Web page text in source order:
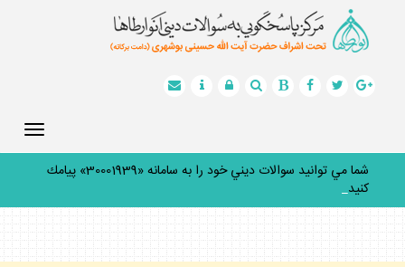
شما مي توانيد سوالات ديني خود را به سامانه «30001939» پيامك
كنيد.